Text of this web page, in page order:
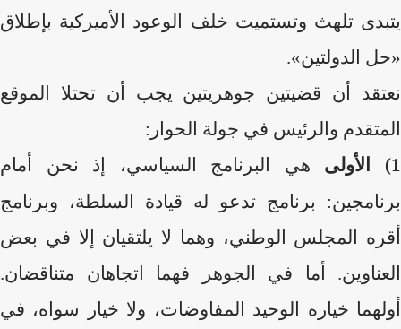
يتبدى تلهث وتستميت خلف الوعود الأميركية بإطلاق
«حل الدولتين».
نعتقد أن قضيتين جوهريتين يجب أن تحتلا الموقع
المتقدم والرئيس في جولة الحوار:
1) الأولى
هي البرنامج السياسي، إذ نحن أمام
برنامجين: برنامج تدعو له قيادة السلطة، وبرنامج
أقره المجلس الوطني، وهما لا يلتقيان إلا في بعض
العناوين. أما في الجوهر فهما اتجاهان متناقضان.
أولهما خياره الوحيد المفاوضات، ولا خيار سواه، في